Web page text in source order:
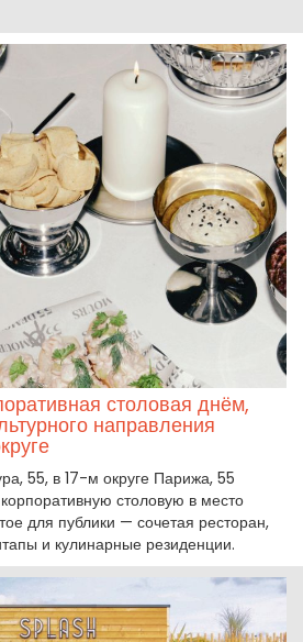
столовая днём,
направления
55, в 17-м округе Парижа, 55
столовую в место
для публики — сочетая ресторан,
и кулинарные резиденции.